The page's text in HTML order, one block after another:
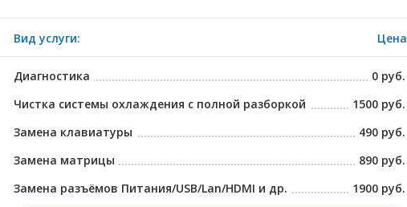
Вид услуги: Цена
Диагностика
0 руб.
Чистка системы охлаждения с полной разборкой
1500 руб.
Замена клавиатуры
490 руб.
Замена матрицы
890 руб.
Замена разъёмов Питания/USB/Lan/HDMI и др.
1900 руб.